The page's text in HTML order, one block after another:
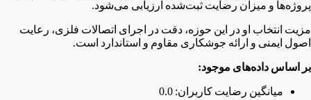
پروژه‌ها و میزان رضایت ثبت‌شده ارزیابی می‌شود.
مزیت انتخاب او در این حوزه، دقت در اجرای اتصالات فلزی، رعایت
اصول ایمنی و ارائه جوشکاری مقاوم و استاندارد است.
بر اساس داده‌های موجود:
میانگین رضایت کاربران: 0.0